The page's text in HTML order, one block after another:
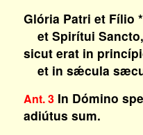
Glória Patri et Fílio *
et Spirítui Sancto,
sicut erat in
et in sǽcula
Ant. 3In Dómino
adiútus sum.